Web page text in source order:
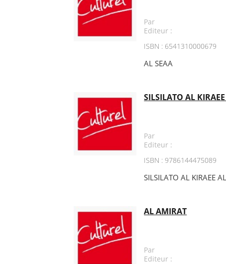
Par
Editeur :
ISBN : 6541310000679
AL SEAA
SILSILATO AL
Par
Editeur :
ISBN : 9786144475089
SILSILATO AL KIRAEE
AL AMIRAT
Par
Editeur :